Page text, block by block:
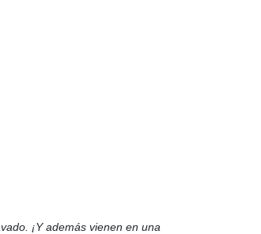
¡Y además vienen en una